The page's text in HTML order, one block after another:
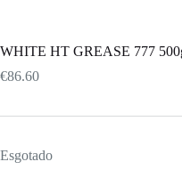
WHITE HT GREASE 777
€86.60
Esgotado